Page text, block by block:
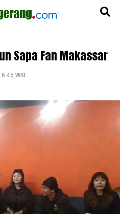
Sapa Fan Makassar
WIB